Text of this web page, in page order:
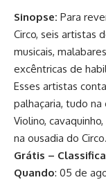
Sinopse: Para
Circo, seis artistas
musicais,
excêntricas de
Esses artistas
palhaçaria, tudo
Violino,
na ousadia do Circo.
Grátis –
Quando: 05 de